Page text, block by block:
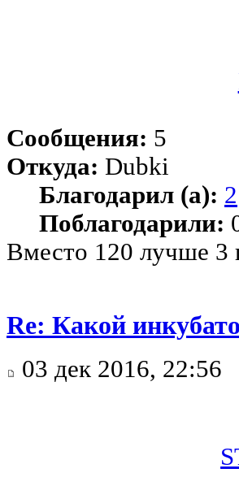
Сообщения: 5
Откуда: Dubki
Благодарил (а): 2
Поблагодарили:
Вместо 120 лучше 3
Re: Какой
03 дек 2016, 22:56